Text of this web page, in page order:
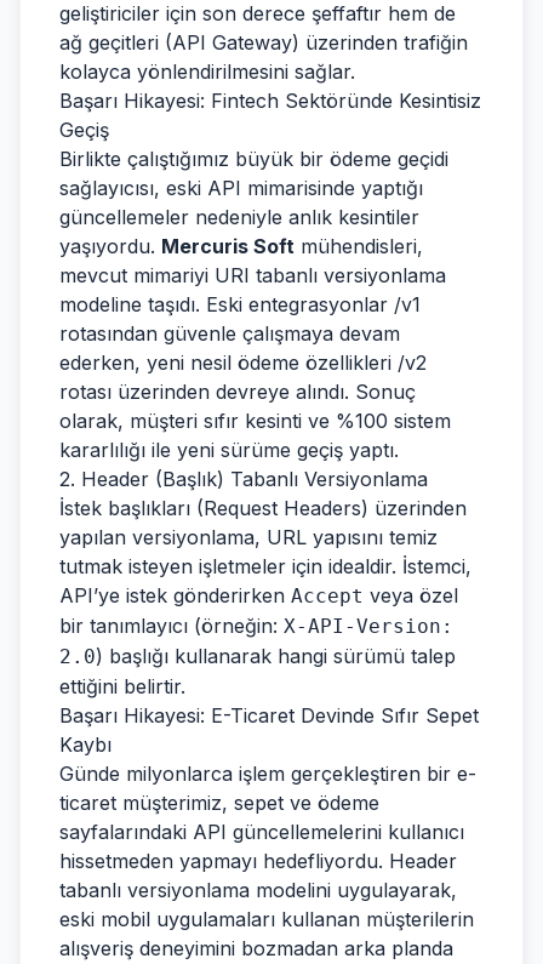
geliştiriciler için son derece şeffaftır hem de
ağ geçitleri (API Gateway) üzerinden trafiğin
kolayca yönlendirilmesini sağlar.
Başarı Hikayesi: Fintech Sektöründe Kesintisiz
Geçiş
Birlikte çalıştığımız büyük bir ödeme geçidi
sağlayıcısı, eski API mimarisinde yaptığı
güncellemeler nedeniyle anlık kesintiler
yaşıyordu. Mercuris Soft mühendisleri,
mevcut mimariyi URI tabanlı versiyonlama
modeline taşıdı. Eski entegrasyonlar /v1
rotasından güvenle çalışmaya devam
ederken, yeni nesil ödeme özellikleri /v2
rotası üzerinden devreye alındı. Sonuç
olarak, müşteri sıfır kesinti ve %100 sistem
kararlılığı ile yeni sürüme geçiş yaptı.
2. Header (Başlık) Tabanlı Versiyonlama
İstek başlıkları (Request Headers) üzerinden
yapılan versiyonlama, URL yapısını temiz
tutmak isteyen işletmeler için idealdir. İstemci,
API’ye istek gönderirken Accept veya özel
bir tanımlayıcı (örneğin: X-API-Version:
2.0) başlığı kullanarak hangi sürümü talep
ettiğini belirtir.
Başarı Hikayesi: E-Ticaret Devinde Sıfır Sepet
Kaybı
Günde milyonlarca işlem gerçekleştiren bir e-
ticaret müşterimiz, sepet ve ödeme
sayfalarındaki API güncellemelerini kullanıcı
hissetmeden yapmayı hedefliyordu. Header
tabanlı versiyonlama modelini uygulayarak,
eski mobil uygulamaları kullanan müşterilerin
alışveriş deneyimini bozmadan arka planda